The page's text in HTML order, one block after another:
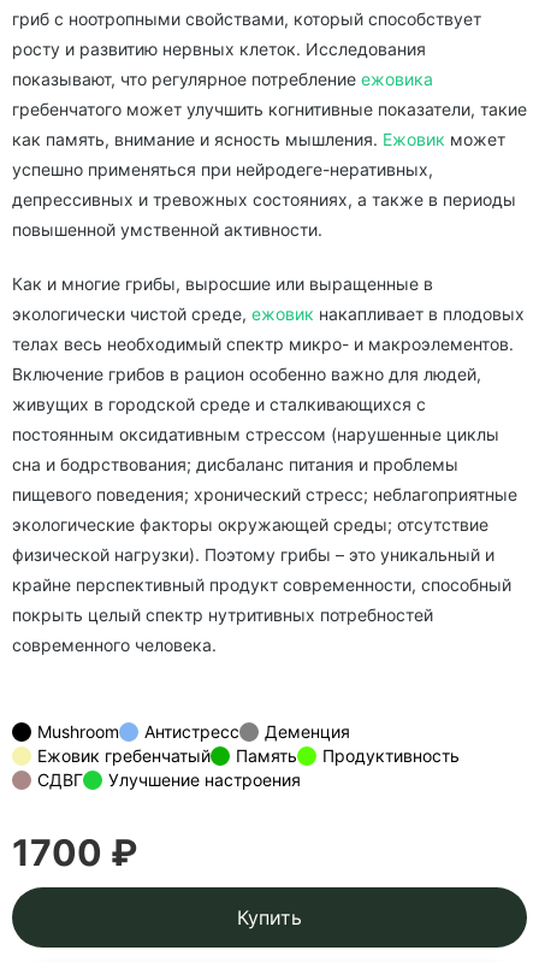
гриб с ноотропными свойствами, который способствует
росту и развитию нервных клеток. Исследования
показывают, что регулярное потребление ежовика
гребенчатого может улучшить когнитивные показатели, такие
как память, внимание и ясность мышления. Ежовик может
успешно применяться при нейродеге-неративных,
депрессивных и тревожных состояниях, а также в периоды
повышенной умственной активности.
Как и многие грибы, выросшие или выращенные в
экологически чистой среде, ежовик накапливает в плодовых
телах весь необходимый спектр микро- и макроэлементов.
Включение грибов в рацион особенно важно для людей,
живущих в городской среде и сталкивающихся с
постоянным оксидативным стрессом (нарушенные циклы
сна и бодрствования; дисбаланс питания и проблемы
пищевого поведения; хронический стресс; неблагоприятные
экологические факторы окружающей среды; отсутствие
физической нагрузки). Поэтому грибы – это уникальный и
крайне перспективный продукт современности, способный
покрыть целый спектр нутритивных потребностей
современного человека.
Mushroom Антистресс
Деменция
Ежовик гребенчатый
Память
Продуктивность
СДВГ
Улучшение настроения
1700 ₽
Купить